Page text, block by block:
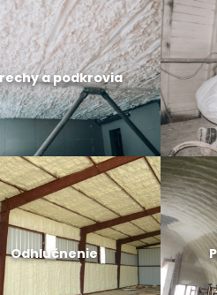
a podkrovia
Odhlučnenie